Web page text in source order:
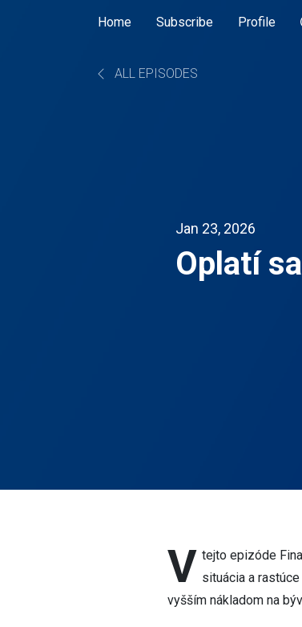
Home Subscribe Profile
ALL EPISODES
Jan 23, 2026
Oplatí
V tejto epizóde
situácia a
vyšším nákladom na